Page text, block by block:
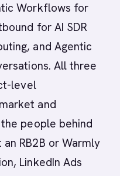
Workflows for
for AI SDR
and Agentic
All three
level
and
people behind
RB2B or Warmly
LinkedIn Ads